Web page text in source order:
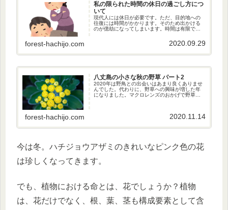
私の限られた時間の休日の過ごし方につ
いて
現代人には休日が必要です。ただ、目的地への
往復には時間がかかります。そのため出かける
のが億劫になってしまいます。時間は有限です
forest-hachijo.com 2020.09.29
八丈島の小さな秋の野草 パート2
2020年は野鳥との出会いはあまり良くありませ
んでした。代わりに、野草への興味が増した年
になりました。マクロレンズのおかげで野草を
forest-hachijo.com 2020.11.14
今は冬。ハチジョウアザミのきれいなピンク色の花
は珍しくなってきます。
でも、植物における命とは、花でしょうか？植物
は、花だけでなく、根、葉、茎も構成要素として含